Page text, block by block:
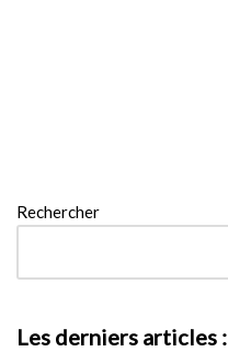
Rechercher
Les derniers articles :